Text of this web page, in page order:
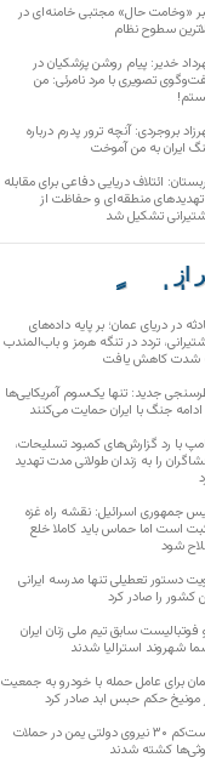
«وخامت حال» مجتبی خامنه‌ای در
سطوح نظام
خدیر: پیام روشن پزشکیان در
تصویری با مرد نامرئی: من
بروجردی: آنچه ترور پدرم درباره
ایران به من آموخت
ائتلاف دریایی دفاعی برای مقابله
تهدیدهای منطقه‌ای و حفاظت از
تشکیل شد
از
دیگر
در دریای عمان؛ بر پایه داده‌های
تردد در تنگه هرمز و باب‌المندب
شدت کاهش یافت
جدید: تنها یک‌سوم آمریکایی‌ها
ادامه جنگ با ایران حمایت می‌کنند
با رد گزارش‌های کمبود تسلیحات،
را به زندان طولانی مدت تهدید
جمهوری اسرائیل: نقشه راه غزه
است اما حماس باید کاملا خلع
شود
دستور تعطیلی تنها مدرسه ایرانی
کشور را صادر کرد
فوتبالیست سابق تیم ملی زنان ایران
شهروند استرالیا شدند
برای عامل حمله با خودرو به جمعیت
مونیخ حکم حبس ابد صادر کرد
دست‌کم ۳۰ نیروی دولتی یمن در حملات
کشته شدند